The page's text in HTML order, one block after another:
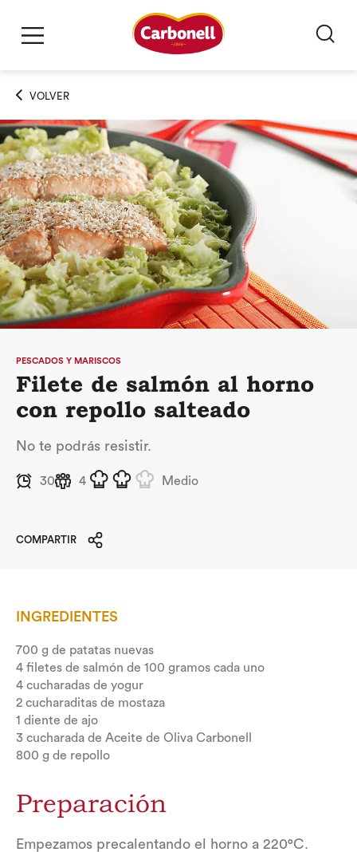
VOLVER
PESCADOS Y MARISCOS
Filete de salmón al horno
con repollo salteado
No te podrás resistir.
30 4 Medio
COMPARTIR
INGREDIENTES
700 g de patatas nuevas
4 filetes de salmón de 100 gramos cada uno
4 cucharadas de yogur
2 cucharaditas de mostaza
1 diente de ajo
3 cucharada de Aceite de Oliva Carbonell
800 g de repollo
Preparación
Empezamos precalentando el horno a 220°C.